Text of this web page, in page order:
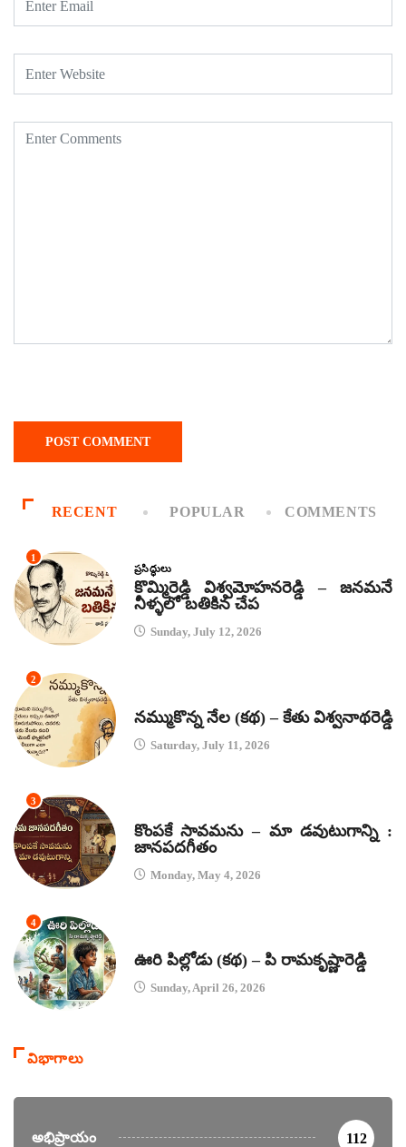
RECENT POPULAR COMMENTS
1
ప్రసిద్ధులు
కొమ్మిరెడ్డి విశ్వమోహనరెడ్డి – జనమనే
నీళ్ళలో బతికిన చేప
Sunday, July 12, 2026
2
నమ్ముకొన్న నేల (కథ) – కేతు విశ్వనాథరెడ్డి
Saturday, July 11, 2026
3
కొంపకే సావమను – మా డవుటుగాన్ని :
జానపదగీతం
Monday, May 4, 2026
4
ఊరి పిల్లోడు (కథ) – పి రామకృష్ణారెడ్డి
Sunday, April 26, 2026
విభాగాలు
అభిప్రాయం 112